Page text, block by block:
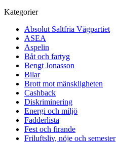
Kategorier
Absolut Saltfria Vägpartiet
ASEA
Aspelin
Båt och fartyg
Bengt Jonasson
Bilar
Brott mot mänskligheten
Cashback
Diskriminering
Energi och miljö
Fadderlista
Fest och firande
Friluftsliv, nöje och semester